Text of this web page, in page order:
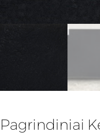
Pagrindiniai